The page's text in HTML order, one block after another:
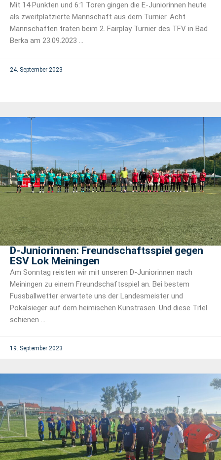
Mit 14 Punkten und 6:1 Toren gingen die E-Juniorinnen heute
als zweitplatzierte Mannschaft aus dem Turnier. Acht
Mannschaften traten beim 2. Fairplay Turnier des TFV in Bad
Berka am 23.09.2023 ...
24. September 2023
D-Juniorinnen: Freundschaftsspiel gegen
ESV Lok Meiningen
Am Sonntag reisten wir mit unseren D-Juniorinnen nach
Meiningen zu einem Freundschaftsspiel an. Bei bestem
Fussballwetter erwartete uns der Landesmeister und
Pokalsieger auf dem heimischen Kunstrasen. Und diese Titel
schienen ...
19. September 2023